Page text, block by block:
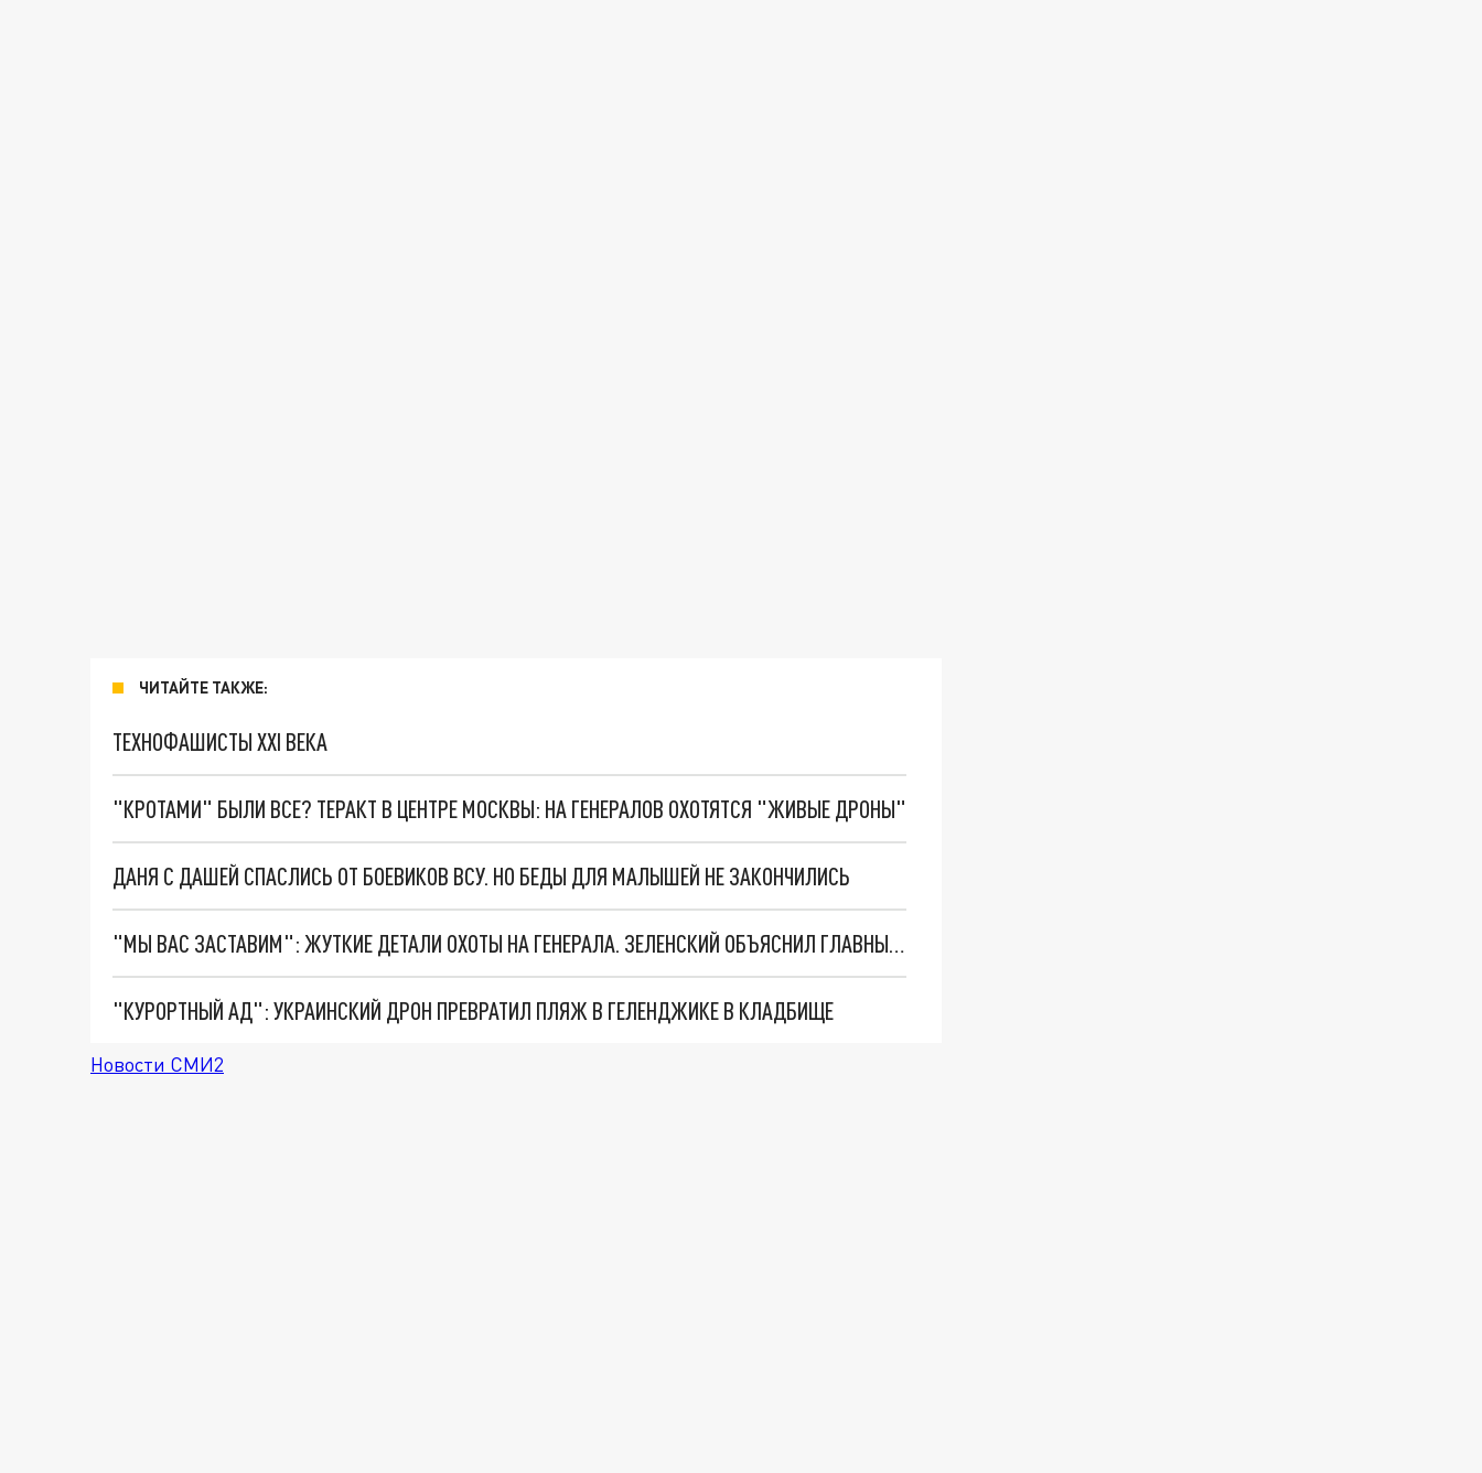
ЧИТАЙТЕ ТАКЖЕ:
ТЕХНОФАШИСТЫ XXI ВЕКА
"КРОТАМИ" БЫЛИ ВСЕ? ТЕРАКТ В ЦЕНТРЕ МОСКВЫ: НА ГЕНЕРАЛОВ ОХОТЯТСЯ "ЖИВЫЕ ДРОНЫ"
ДАНЯ С ДАШЕЙ СПАСЛИСЬ ОТ БОЕВИКОВ ВСУ. НО БЕДЫ ДЛЯ МАЛЫШЕЙ НЕ ЗАКОНЧИЛИСЬ
"МЫ ВАС ЗАСТАВИМ": ЖУТКИЕ ДЕТАЛИ ОХОТЫ НА ГЕНЕРАЛА. ЗЕЛЕНСКИЙ ОБЪЯСНИЛ ГЛАВНЫЙ СМЫСЛ ТЕРАКТА В ЦЕНТРЕ МОСКВЫ
"КУРОРТНЫЙ АД": УКРАИНСКИЙ ДРОН ПРЕВРАТИЛ ПЛЯЖ В ГЕЛЕНДЖИКЕ В КЛАДБИЩЕ
Новости СМИ2